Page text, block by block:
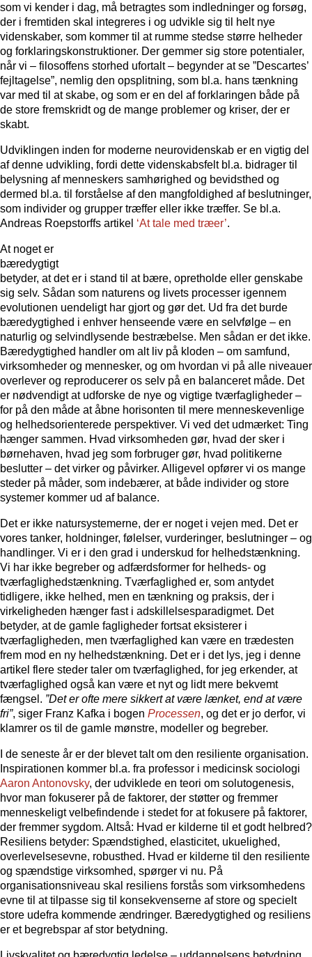
som vi kender i dag, må betragtes som indledninger og forsøg,
der i fremtiden skal integreres i og udvikle sig til helt nye
videnskaber, som kommer til at rumme stedse større helheder
og forklaringskonstruktioner. Der gemmer sig store potentialer,
når vi – filosoffens storhed ufortalt – begynder at se ”Descartes’
fejltagelse”, nemlig den opsplitning, som bl.a. hans tænkning
var med til at skabe, og som er en del af forklaringen både på
de store fremskridt og de mange problemer og kriser, der er
skabt.
Udviklingen inden for moderne neurovidenskab er en vigtig del
af denne udvikling, fordi dette videnskabsfelt bl.a. bidrager til
belysning af menneskers samhørighed og bevidsthed og
dermed bl.a. til forståelse af den mangfoldighed af beslutninger,
som individer og grupper træffer eller ikke træffer. Se bl.a.
Andreas Roepstorffs artikel ‘At tale med træer’.
At noget er
bæredygtigt
betyder, at det er i stand til at bære, opretholde eller genskabe
sig selv. Sådan som naturens og livets processer igennem
evolutionen uendeligt har gjort og gør det. Ud fra det burde
bæredygtighed i enhver henseende være en selvfølge – en
naturlig og selvindlysende bestræbelse. Men sådan er det ikke.
Bæredygtighed handler om alt liv på kloden – om samfund,
virksomheder og mennesker, og om hvordan vi på alle niveauer
overlever og reproducerer os selv på en balanceret måde. Det
er nødvendigt at udforske de nye og vigtige tværfagligheder –
for på den måde at åbne horisonten til mere menneskevenlige
og helhedsorienterede perspektiver. Vi ved det udmærket: Ting
hænger sammen. Hvad virksomheden gør, hvad der sker i
børnehaven, hvad jeg som forbruger gør, hvad politikerne
beslutter – det virker og påvirker. Alligevel opfører vi os mange
steder på måder, som indebærer, at både individer og store
systemer kommer ud af balance.
Det er ikke natursystemerne, der er noget i vejen med. Det er
vores tanker, holdninger, følelser, vurderinger, beslutninger – og
handlinger. Vi er i den grad i underskud for helhedstænkning.
Vi har ikke begreber og adfærdsformer for helheds- og
tværfaglighedstænkning. Tværfaglighed er, som antydet
tidligere, ikke helhed, men en tænkning og praksis, der i
virkeligheden hænger fast i adskillelsesparadigmet. Det
betyder, at de gamle fagligheder fortsat eksisterer i
tværfagligheden, men tværfaglighed kan være en trædesten
frem mod en ny helhedstænkning. Det er i det lys, jeg i denne
artikel flere steder taler om tværfaglighed, for jeg erkender, at
tværfaglighed også kan være et nyt og lidt mere bekvemt
fængsel. ”Det er ofte mere sikkert at være lænket, end at være
fri”, siger Franz Kafka i bogen Processen, og det er jo derfor, vi
klamrer os til de gamle mønstre, modeller og begreber.
I de seneste år er der blevet talt om den resiliente organisation.
Inspirationen kommer bl.a. fra professor i medicinsk sociologi
Aaron Antonovsky, der udviklede en teori om solutogenesis,
hvor man fokuserer på de faktorer, der støtter og fremmer
menneskeligt velbefindende i stedet for at fokusere på faktorer,
der fremmer sygdom. Altså: Hvad er kilderne til et godt helbred?
Resiliens betyder: Spændstighed, elasticitet, ukuelighed,
overlevelsesevne, robusthed. Hvad er kilderne til den resiliente
og spændstige virksomhed, spørger vi nu. På
organisationsniveau skal resiliens forstås som virksomhedens
evne til at tilpasse sig til konsekvenserne af store og specielt
store udefra kommende ændringer. Bæredygtighed og resiliens
er et begrebspar af stor betydning.